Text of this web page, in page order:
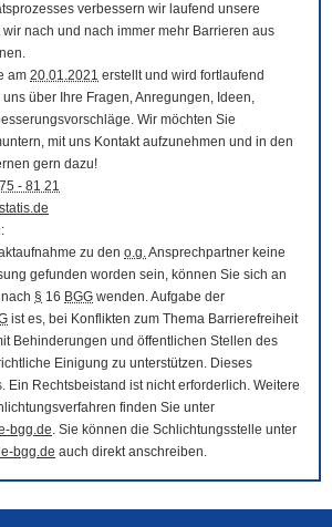
verbessern wir laufend unsere
wir nach und nach immer mehr Barrieren aus
am 20.01.2021 erstellt und wird fortlaufend
über Ihre Fragen, Anregungen, Ideen,
Wir möchten Sie
mit uns Kontakt aufzunehmen und in den
gern dazu!
- 81 21
zu den o.g.Ansprechpartner keine
gefunden worden sein, können Sie sich an
§ 16 BGG wenden. Aufgabe der
ist es, bei Konflikten zum Thema Barrierefreiheit
Behinderungen und öffentlichen Stellen des
Einigung zu unterstützen. Dieses
Ein Rechtsbeistand ist nicht erforderlich. Weitere
finden Sie unter
bgg.de. Sie können die Schlichtungsstelle unter
bgg.de auch direkt anschreiben.